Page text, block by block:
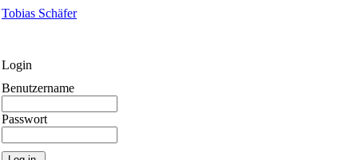
Tobias Schäfer
Login
Benutzername
Passwort